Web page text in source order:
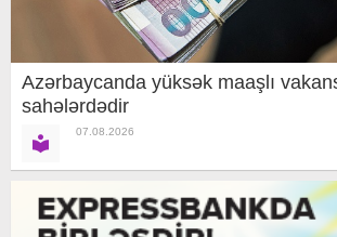
Azərbaycanda yüksək maaşlı
sahələrdədir
07.08.2026